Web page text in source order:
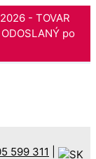
- TOVAR
po
599 311